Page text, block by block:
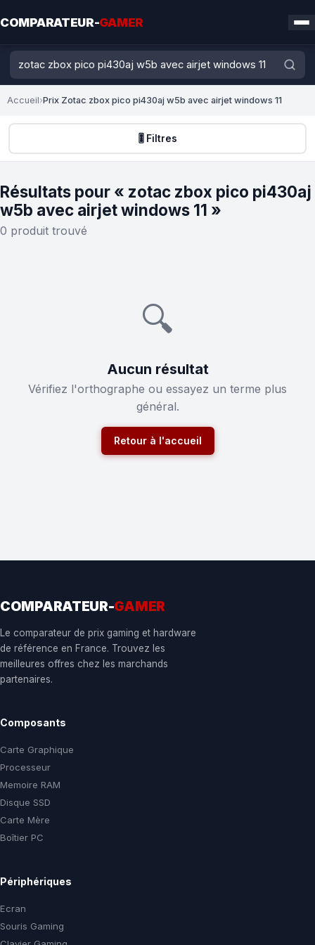
COMPARATEUR-GAMER
Accueil›Prix Zotac zbox pico pi430aj w5b avec airjet windows 11
🎚️ Filtres
Résultats pour « zotac zbox pico pi430aj
w5b avec airjet windows 11 »
0 produit trouvé
🔍
Aucun résultat
Vérifiez l'orthographe ou essayez un terme plus
général.
Retour à l'accueil
COMPARATEUR-GAMER
Le comparateur de prix gaming et hardware
de référence en France. Trouvez les
meilleures offres chez les marchands
partenaires.
Composants
Carte Graphique
Processeur
Memoire RAM
Disque SSD
Carte Mère
Boîtier PC
Périphériques
Ecran
Souris Gaming